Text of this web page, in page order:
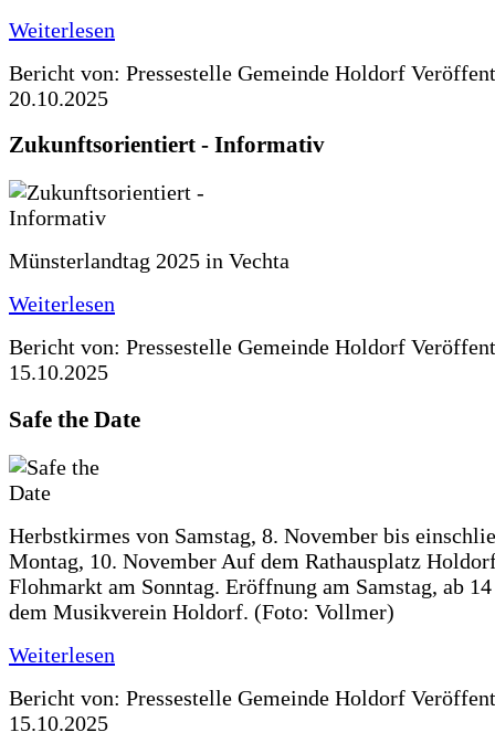
Weiterlesen
Bericht von: Pressestelle Gemeinde Holdorf
20.10.2025
Zukunftsorientiert - Informativ
Münsterlandtag 2025 in Vechta
Weiterlesen
Bericht von: Pressestelle Gemeinde Holdorf
15.10.2025
Safe the Date
Herbstkirmes von Samstag, 8. November bis
Montag, 10. November Auf dem Rathausplatz
Flohmarkt am Sonntag. Eröffnung am Samstag, ab
dem Musikverein Holdorf. (Foto: Vollmer)
Weiterlesen
Bericht von: Pressestelle Gemeinde Holdorf
15.10.2025